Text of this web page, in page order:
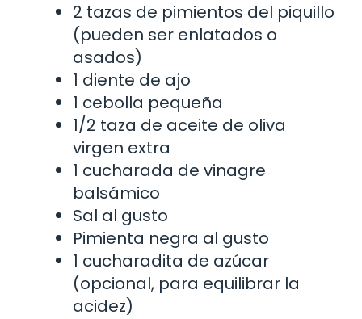
2 tazas de pimientos del piquillo
(pueden ser enlatados o
asados)
1 diente de ajo
1 cebolla pequeña
1/2 taza de aceite de oliva
virgen extra
1 cucharada de vinagre
balsámico
Sal al gusto
Pimienta negra al gusto
1 cucharadita de azúcar
(opcional, para equilibrar la
acidez)